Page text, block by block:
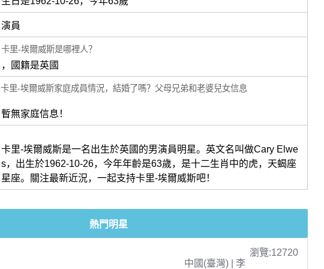
演員
卡里-埃爾威斯是哪裡人？
，國籍是英國
卡里-埃爾威斯家庭成員情況，結婚了嗎？父母兄弟和老婆兒女信息
暫無家庭信息！
卡里-埃爾威斯是一名出生於英國的男演員明星。英文名叫做Cary Elwe
s，出生於1962-10-26，今年年齡是63歲，是十二生肖中的虎，天蝎座
星座。關注最新近況，一起支持卡里-埃爾威斯吧！
熱門明星
瀏覽:12720
中國(臺灣) | 李